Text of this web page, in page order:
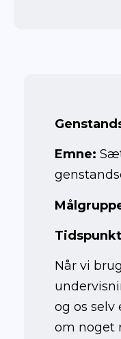
Emne:
Tidspunkt
Når vi
og os
om noget